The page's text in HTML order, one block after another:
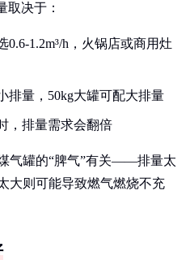
取决于：
0.6-1.2m³/h，火锅店或商用灶
排量，50kg大罐可配大排量
，排量需求会翻倍
气罐的“脾气”有关——排量太
大则可能导致燃气燃烧不充